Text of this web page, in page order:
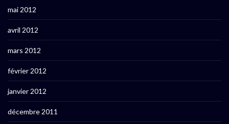
mai 2012
avril 2012
mars 2012
février 2012
janvier 2012
décembre 2011